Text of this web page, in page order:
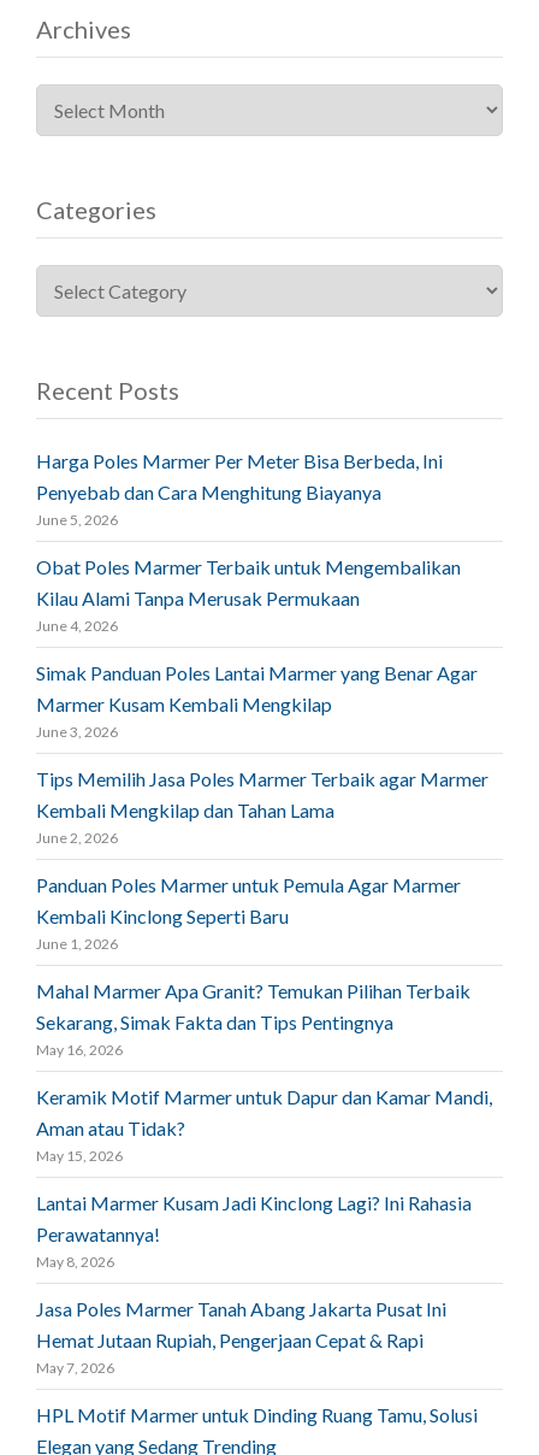
Archives
Categories
Recent Posts
Harga Poles Marmer Per Meter Bisa Berbeda, Ini
Penyebab dan Cara Menghitung Biayanya
June 5, 2026
Obat Poles Marmer Terbaik untuk Mengembalikan
Kilau Alami Tanpa Merusak Permukaan
June 4, 2026
Simak Panduan Poles Lantai Marmer yang Benar Agar
Marmer Kusam Kembali Mengkilap
June 3, 2026
Tips Memilih Jasa Poles Marmer Terbaik agar Marmer
Kembali Mengkilap dan Tahan Lama
June 2, 2026
Panduan Poles Marmer untuk Pemula Agar Marmer
Kembali Kinclong Seperti Baru
June 1, 2026
Mahal Marmer Apa Granit? Temukan Pilihan Terbaik
Sekarang, Simak Fakta dan Tips Pentingnya
May 16, 2026
Keramik Motif Marmer untuk Dapur dan Kamar Mandi,
Aman atau Tidak?
May 15, 2026
Lantai Marmer Kusam Jadi Kinclong Lagi? Ini Rahasia
Perawatannya!
May 8, 2026
Jasa Poles Marmer Tanah Abang Jakarta Pusat Ini
Hemat Jutaan Rupiah, Pengerjaan Cepat & Rapi
May 7, 2026
HPL Motif Marmer untuk Dinding Ruang Tamu, Solusi
Elegan yang Sedang Trending